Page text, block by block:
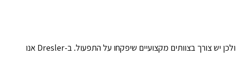
תחנות כוח, בין אם גדולות או ניידות, דורשות תחזוקה שוטפת כדי לפעול ביעילות. תקלות במערכות עלולות לגרום להפסקות חשמל, ולכן יש צורך בצוותים מקצועיים שיפקחו על התפעול. ב-Dresler אנו